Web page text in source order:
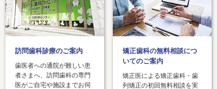
訪問歯科診療のご案内
歯医者への通院が難しい患
者さまへ、訪問歯科の専門
医がご自宅や施設までお伺
矯正歯科の無料相談につ
いてのご案内
矯正医による矯正歯科・歯
列矯正の初回無料相談を実